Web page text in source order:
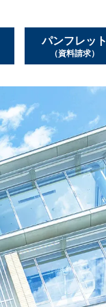
パンフレット
（資料請求）